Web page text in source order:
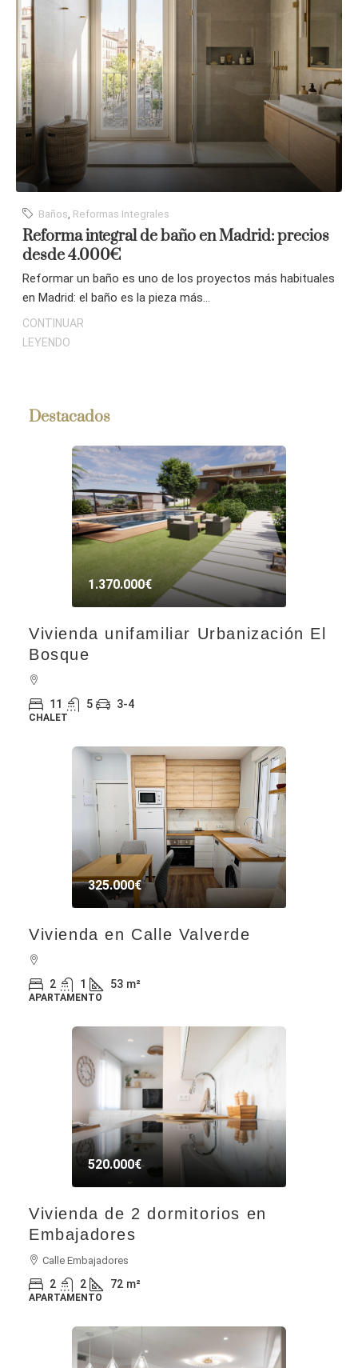
Baños, Reformas Integrales
Reforma integral de baño en Madrid: precios
desde 4.000€
Reformar un baño es uno de los proyectos más habituales
en Madrid: el baño es la pieza más...
Destacados
1.370.000€
Vivienda unifamiliar Urbanización El
Bosque
11 5 3-4
CHALET
325.000€
Vivienda en Calle Valverde
2 1 53 m²
APARTAMENTO
520.000€
Vivienda de 2 dormitorios en
Embajadores
Calle Embajadores
2 2 72 m²
APARTAMENTO